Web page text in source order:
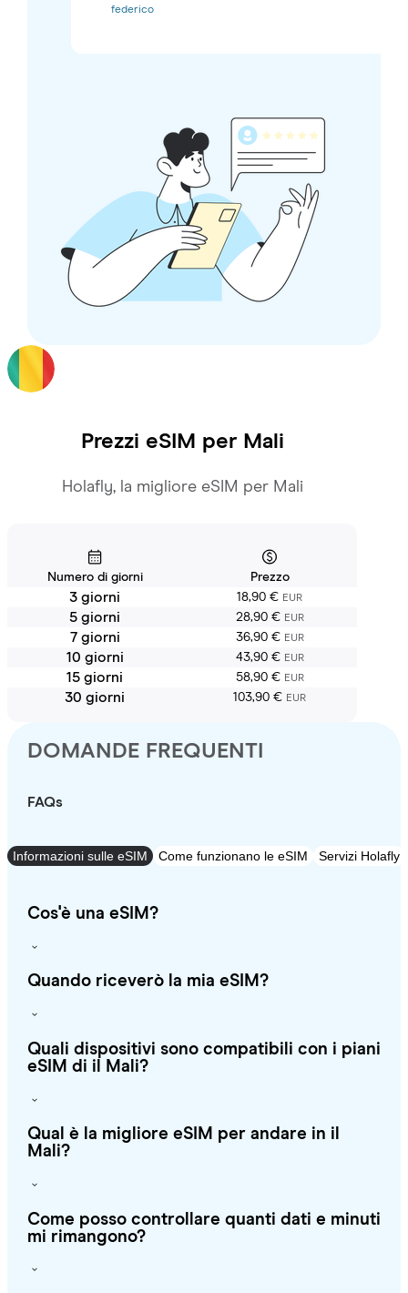
federico
Prezzi eSIM per Mali
Holafly, la migliore eSIM per Mali
Numero di giorni Prezzo
3 giorni 18,90 € EUR
5 giorni 28,90 € EUR
7 giorni 36,90 € EUR
10 giorni 43,90 € EUR
15 giorni 58,90 € EUR
30 giorni 103,90 € EUR
DOMANDE FREQUENTI
FAQs
Informazioni sulle eSIM Come funzionano le eSIM Servizi Holafly
Cos'è una eSIM?
Quando riceverò la mia eSIM?
Quali dispositivi sono compatibili con i piani
eSIM di il Mali?
Qual è la migliore eSIM per andare in il
Mali?
Come posso controllare quanti dati e minuti
mi rimangono?